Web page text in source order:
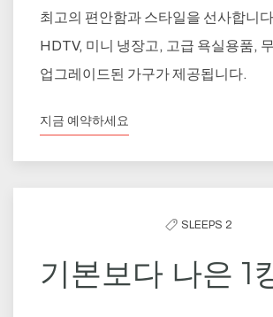
최고의 편안함과 스타일을 선사합니
HDTV, 미니 냉장고, 고급 욕실용품,
업그레이드된 가구가 제공됩니다.
지금 예약하세요
SLEEPS 2
기본보다 나은 1